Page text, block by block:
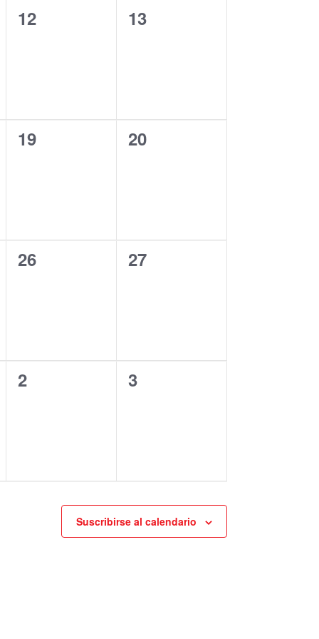
0
12
0
13
0
19
0
20
0
26
0
27
0
2
0
3
Suscribirse al calendario